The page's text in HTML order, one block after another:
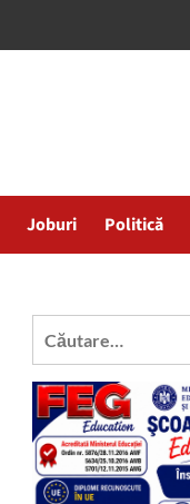
Joburi Politică
Caută